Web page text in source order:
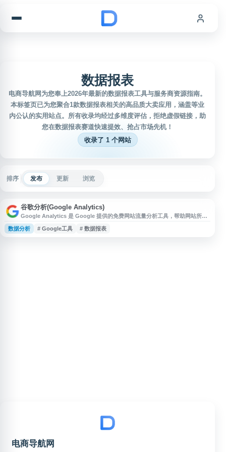
数据报表
电商导航网为您奉上2026年最新的数据报表工具与服务商资源指南。
本标签页已为您聚合1款数据报表相关的高品质大卖应用，涵盖等业
内公认的实用站点。所有收录均经过多维度评估，拒绝虚假链接，助
您在数据报表赛道快速提效、抢占市场先机！
收录了 1 个网站
排序 发布 更新 浏览
谷歌分析(Google Analytics)
Google Analytics 是 Google 提供的免费网站流量分析工具，帮助网站所有
者、营销人员和开发者深入了解访客行为和网站性能。该平台通过追踪代码收
集用户访问数据，提供实时流量监控、受众群体分析、流量来源追踪、用户行
数据分析 # Google工具 # 数据报表
电商导航网